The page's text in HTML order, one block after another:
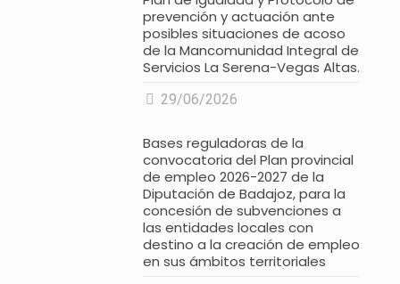
prevención y actuación ante
posibles situaciones de acoso
de la Mancomunidad Integral de
Servicios La Serena-Vegas Altas.
29/06/2026
Bases reguladoras de la
convocatoria del Plan provincial
de empleo 2026-2027 de la
Diputación de Badajoz, para la
concesión de subvenciones a
las entidades locales con
destino a la creación de empleo
en sus ámbitos territoriales